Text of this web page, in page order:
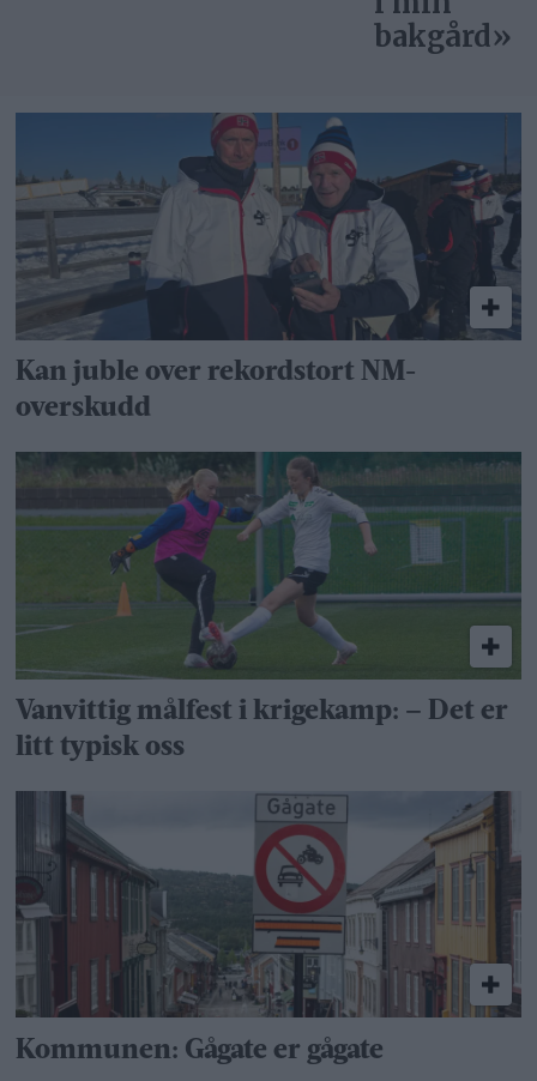
Kan juble over rekordstort NM-
overskudd
Vanvittig målfest i krigekamp: – Det er
litt typisk oss
Kommunen: Gågate er gågate